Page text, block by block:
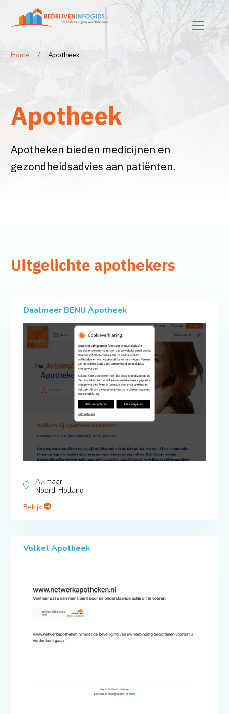
Home Apotheek
Apotheek
Apotheken bieden medicijnen en
gezondheidsadvies aan patiënten.
Uitgelichte apothekers
Daalmeer BENU Apotheek
Alkmaar,
Noord-Holland
Bekijk
Volkel Apotheek